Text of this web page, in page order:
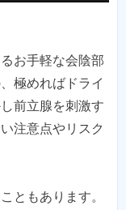
お手軽な会陰部
極めればドライ
前立腺を刺激す
注意点やリスク
ともあります。